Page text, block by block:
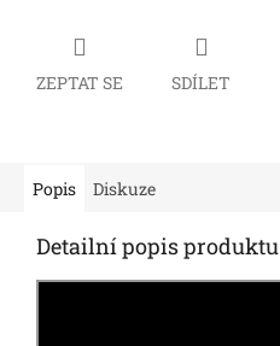
ZEPTAT SE SDÍLET
Popis Diskuze
Detailní popis produktu